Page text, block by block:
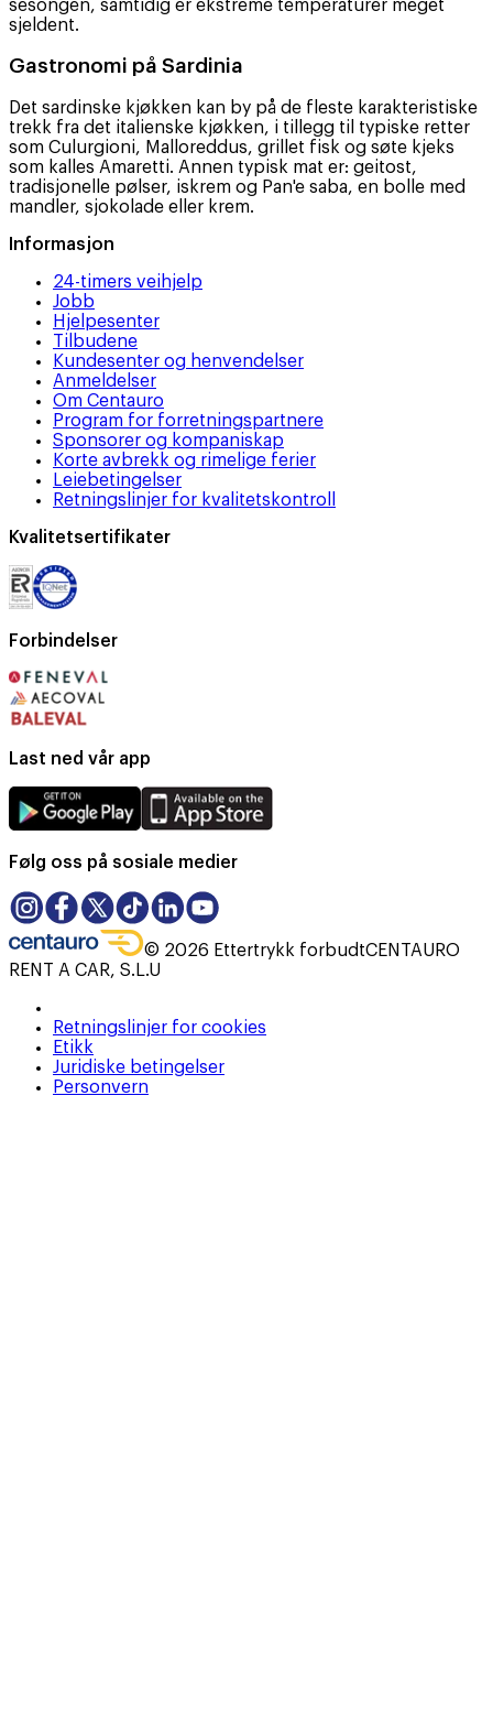
sesongen, samtidig er ekstreme temperaturer meget
sjeldent.
Gastronomi på Sardinia
Det sardinske kjøkken kan by på de fleste karakteristiske
trekk fra det italienske kjøkken, i tillegg til typiske retter
som Culurgioni, Malloreddus, grillet fisk og søte kjeks
som kalles Amaretti. Annen typisk mat er: geitost,
tradisjonelle pølser, iskrem og Pan'e saba, en bolle med
mandler, sjokolade eller krem.
Informasjon
24-timers veihjelp
Jobb
Hjelpesenter
Tilbudene
Kundesenter og henvendelser
Anmeldelser
Om Centauro
Program for forretningspartnere
Sponsorer og kompaniskap
Korte avbrekk og rimelige ferier
Leiebetingelser
Retningslinjer for kvalitetskontroll
Kvalitetsertifikater
Forbindelser
Last ned vår app
Følg oss på sosiale medier
© 2026 Ettertrykk forbudtCENTAURO
RENT A CAR, S.L.U
Retningslinjer for cookies
Etikk
Juridiske betingelser
Personvern